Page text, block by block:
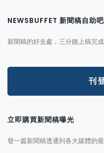
NEWSBUFFET 新聞稿自助吧
新聞稿的好去處，三分鐘上稿完
刊
立即購買新聞稿曝光
發一篇新聞稿透通到各大媒體的